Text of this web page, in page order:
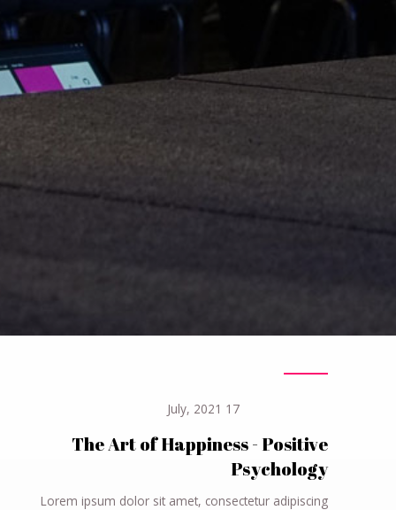
17 July, 2021
The Art of Happiness - Positive
Psychology
Lorem ipsum dolor sit amet, consectetur adipiscing